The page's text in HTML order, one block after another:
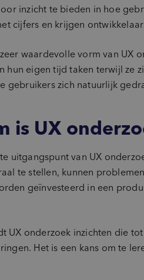
inzicht te bieden in hoe
cijfers en krijgen
waardevolle vorm van
hun eigen tijd taken terwijl ze
gebruikers zich natuurlijk
is UX
uitgangspunt van UX
te stellen, kunnen
geïnvesteerd in een
UX onderzoek inzichten die
Het is een kans om te